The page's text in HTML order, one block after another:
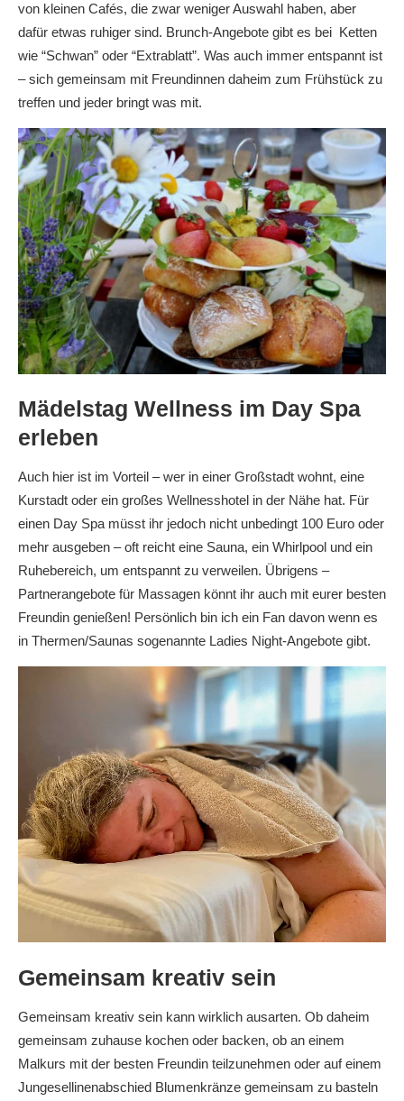
von kleinen Cafés, die zwar weniger Auswahl haben, aber
dafür etwas ruhiger sind. Brunch-Angebote gibt es bei Ketten
wie “Schwan” oder “Extrablatt”. Was auch immer entspannt ist
– sich gemeinsam mit Freundinnen daheim zum Frühstück zu
treffen und jeder bringt was mit.
Mädelstag Wellness im Day Spa
erleben
Auch hier ist im Vorteil – wer in einer Großstadt wohnt, eine
Kurstadt oder ein großes Wellnesshotel in der Nähe hat. Für
einen Day Spa müsst ihr jedoch nicht unbedingt 100 Euro oder
mehr ausgeben – oft reicht eine Sauna, ein Whirlpool und ein
Ruhebereich, um entspannt zu verweilen. Übrigens –
Partnerangebote für Massagen könnt ihr auch mit eurer besten
Freundin genießen! Persönlich bin ich ein Fan davon wenn es
in Thermen/Saunas sogenannte Ladies Night-Angebote gibt.
Gemeinsam kreativ sein
Gemeinsam kreativ sein kann wirklich ausarten. Ob daheim
gemeinsam zuhause kochen oder backen, ob an einem
Malkurs mit der besten Freundin teilzunehmen oder auf einem
Jungesellinenabschied Blumenkränze gemeinsam zu basteln